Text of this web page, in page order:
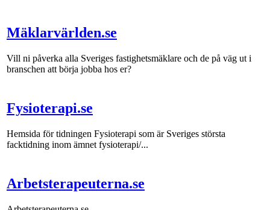
Mäklarvärlden.se
Vill ni påverka alla Sveriges fastighetsmäklare och de på väg ut i
branschen att börja jobba hos er?
Fysioterapi.se
Hemsida för tidningen Fysioterapi som är Sveriges största
facktidning inom ämnet fysioterapi/...
Arbetsterapeuterna.se